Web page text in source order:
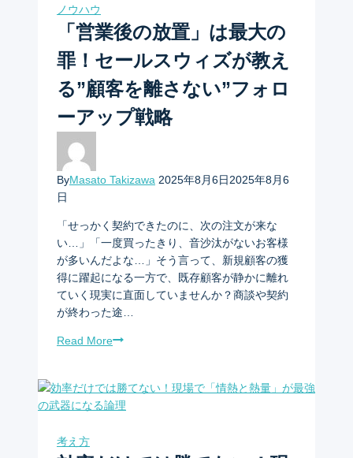
ノウハウ
「営業後の放置」は最大の
罪！セールスウィズが教え
る”顧客を離さない”フォロ
ーアップ戦略
ByMasato Takizawa 2025年8月6日2025年8月6
日
「せっかく契約できたのに、次の注文が来な
い…」「一度買ったきり、音沙汰がないお客様
が多いんだよな…」そう言って、新規顧客の獲
得に躍起になる一方で、既存顧客が静かに離れ
ていく現実に直面していませんか？商談や契約
が終わった途…
Read More
考え方